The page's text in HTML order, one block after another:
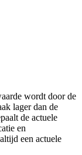
wordt door de
lager dan de
de actuele
en
een actuele